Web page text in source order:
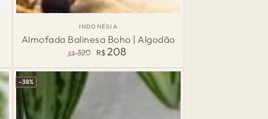
Balinesa
|
Algodão
País
de
Origem:
INDONÉSIA
Almofada Balinesa Boho | Algodão
normal
R$ 320
de
R$208
–38%